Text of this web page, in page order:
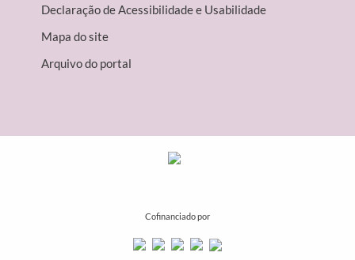
Declaração de Acessibilidade e Usabilidade
Mapa do site
Arquivo do portal
Cofinanciado por